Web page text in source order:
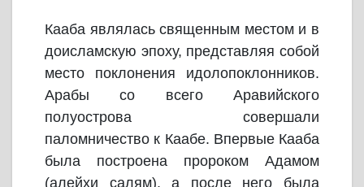
Кааба являлась священным местом и в
доисламскую эпоху, представляя собой
место поклонения идолопоклонников.
Арабы со всего Аравийского
полуострова совершали
паломничество к Каабе. Впервые Кааба
была построена пророком Адамом
(алейхи салям), а после него была